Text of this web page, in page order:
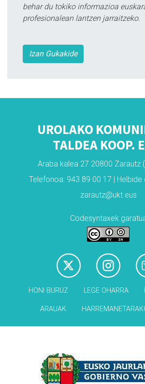
behar du tokiko informazioa
profesionalean lantzen jarraitzeko.
Izan Gukakide
UROLAKO
TALDEA KOOP.
Araba kalea 27 20800 Zarautz
Telefonoa: 943 89 00 17 |
zarautz@ukt.eus
Codesyntaxek
HONI BURUZ LEGE OHARRA
ARAUAK